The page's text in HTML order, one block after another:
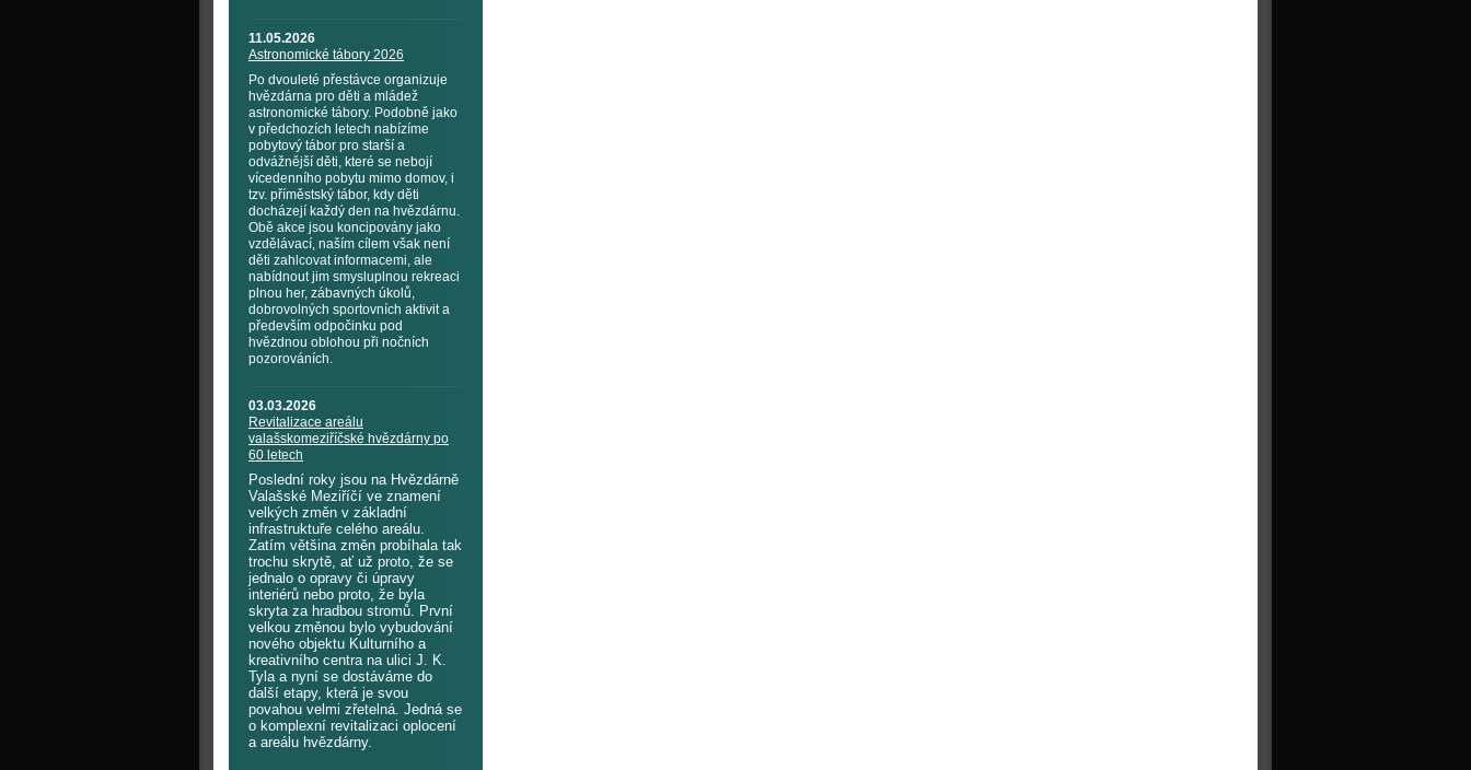
11.05.2026
Astronomické tábory 2026
Po dvouleté přestávce organizuje
hvězdárna pro děti a mládež
astronomické tábory. Podobně jako
v předchozích letech nabízíme
pobytový tábor pro starší a
odvážnější děti, které se nebojí
vícedenního pobytu mimo domov, i
tzv. příměstský tábor, kdy děti
docházejí každý den na hvězdárnu.
Obě akce jsou koncipovány jako
vzdělávací, naším cílem však není
děti zahlcovat informacemi, ale
nabídnout jim smysluplnou rekreaci
plnou her, zábavných úkolů,
dobrovolných sportovních aktivit a
především odpočinku pod
hvězdnou oblohou při nočních
pozorováních.
03.03.2026
Revitalizace areálu
valašskomeziříčské hvězdárny po
60 letech
Poslední roky jsou na Hvězdárně
Valašské Meziříčí ve znamení
velkých změn v základní
infrastruktuře celého areálu.
Zatím většina změn probíhala tak
trochu skrytě, ať už proto, že se
jednalo o opravy či úpravy
interiérů nebo proto, že byla
skryta za hradbou stromů. První
velkou změnou bylo vybudování
nového objektu Kulturního a
kreativního centra na ulici J. K.
Tyla a nyní se dostáváme do
další etapy, která je svou
povahou velmi zřetelná. Jedná se
o komplexní revitalizaci oplocení
a areálu hvězdárny.